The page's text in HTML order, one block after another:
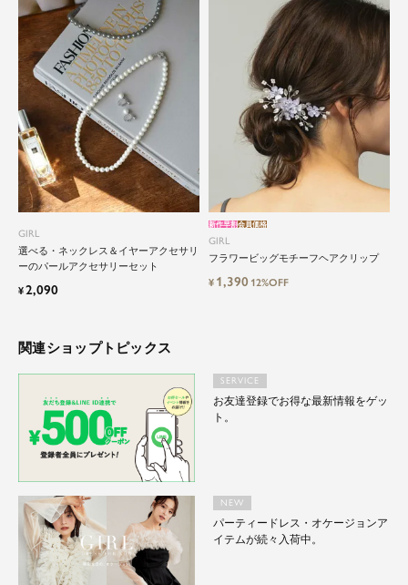
の一つ。
ドレスが持つ女性を美しく見せる力は、ファッシ
ョンアイテムの中でも特別なものです。
特別な日だけではもったいない もっと気軽にもっ
と自由にドレスを楽しみたい...
そんな気持ちを叶えたい。それが、ドレスブラン
ドガールです。
GIRL
選べる・ネックレス＆イヤーアクセサリ
ーのパールアクセサリーセット
¥2,090
GIRL
フラワービッグモチーフヘアクリップ
新作早割会員価格
¥ 1,390 12%OFF
関連ショップトピックス
SERVICE
お友達登録でお得な最新情報をゲッ
ト。
NEW
パーティードレス・オケージョンア
イテムが続々入荷中。